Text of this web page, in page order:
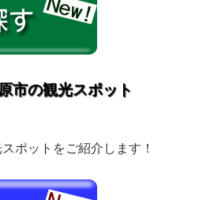
市の観光スポット
ポットをご紹介します！